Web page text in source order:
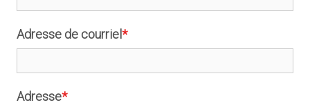
Adresse de courriel*
Adresse*